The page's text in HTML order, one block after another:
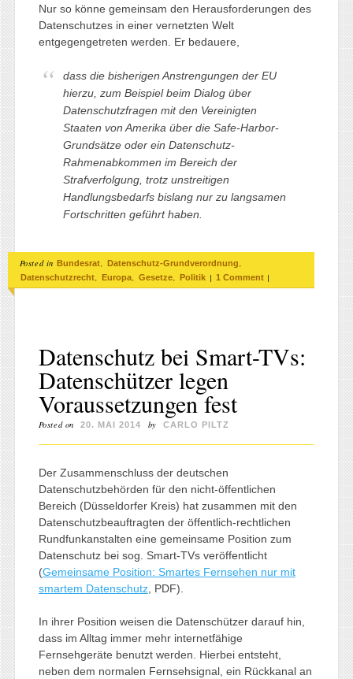
Nur so könne gemeinsam den Herausforderungen des
Datenschutzes in einer vernetzten Welt
entgegengetreten werden. Er bedauere,
dass die bisherigen Anstrengungen der EU
hierzu, zum Beispiel beim Dialog über
Datenschutzfragen mit den Vereinigten
Staaten von Amerika über die Safe-Harbor-
Grundsätze oder ein Datenschutz-
Rahmenabkommen im Bereich der
Strafverfolgung, trotz unstreitigen
Handlungsbedarfs bislang nur zu langsamen
Fortschritten geführt haben.
Posted in Bundesrat Datenschutz-Grundverordnung
Datenschutzrecht Europa Gesetze Politik | 1 Comment |
Datenschutz bei Smart-TVs:
Datenschützer legen
Voraussetzungen fest
Posted on 20. MAI 2014 by CARLO PILTZ
Der Zusammenschluss der deutschen
Datenschutzbehörden für den nicht-öffentlichen
Bereich (Düsseldorfer Kreis) hat zusammen mit den
Datenschutzbeauftragten der öffentlich-rechtlichen
Rundfunkanstalten eine gemeinsame Position zum
Datenschutz bei sog. Smart-TVs veröffentlicht
(Gemeinsame Position: Smartes Fernsehen nur mit
smartem Datenschutz, PDF).
In ihrer Position weisen die Datenschützer darauf hin,
dass im Alltag immer mehr internetfähige
Fernsehgeräte benutzt werden. Hierbei entsteht,
neben dem normalen Fernsehsignal, ein Rückkanal an